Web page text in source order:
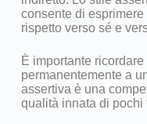
consente di
rispetto verso sé e
È importante
permanentemente a
assertiva è una
qualità innata di pochi